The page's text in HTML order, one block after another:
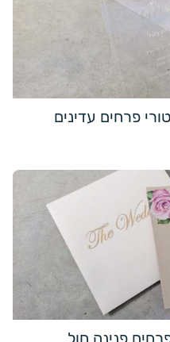
פרחים עדינים